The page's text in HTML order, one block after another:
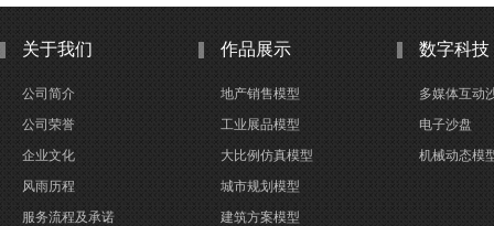
关于我们
公司简介
公司荣誉
企业文化
风雨历程
服务流程及承诺
作品展示
地产销售模型
工业展品模型
大比例仿真模型
城市规划模型
建筑方案模型
数字科技
多媒体互动
电子沙盘
机械动态模